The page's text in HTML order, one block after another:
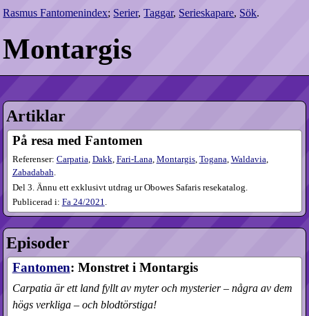
Rasmus Fantomenindex; Serier,Taggar, Serieskapare, Sök.
Montargis
Artiklar
På resa med Fantomen
Referenser: Carpatia, Dakk, Fari-Lana, Montargis, Togana, Waldavia,
Zabadabah.
Del 3. Ännu ett exklusivt utdrag ur Obowes Safaris resekatalog.
Publicerad i: Fa24​/2021.
Episoder
Fantomen: Monstret i Montargis
Carpatia är ett land fyllt av myter och mysterier – några av dem
högs verkliga – och blodtörstiga!